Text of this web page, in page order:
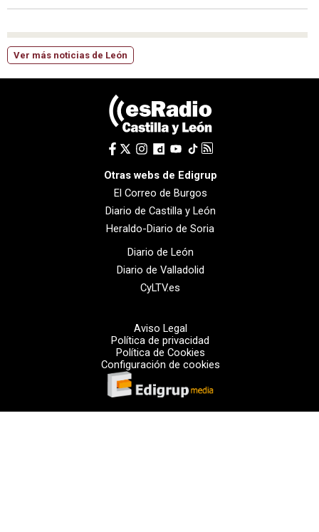
Ver más noticias de León
Otras webs de Edigrup
El Correo de Burgos
Diario de Castilla y León
Heraldo-Diario de Soria
Diario de León
Diario de Valladolid
CyLTV.es
Aviso Legal
Política de privacidad
Política de Cookies
Configuración de cookies